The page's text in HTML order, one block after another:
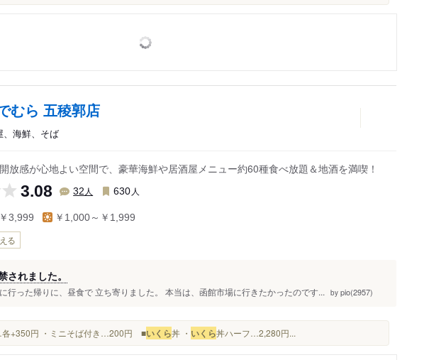
むら 五稜郭店
海鮮、そば
放感が心地よい空間で、豪華海鮮や居酒屋メニュー約60種食べ放題＆地酒を満喫！
3.08 32 人 630 人
3,999 ￥1,000～￥1,999
る
されました。
行った帰りに、昼食で 立ち寄りました。 本当は、函館市場に行きたかったのです... by pio(2957)
+350円 ・ミニそば付き…200円 ■いくら丼 ・ いくら丼ハーフ…2,280円...